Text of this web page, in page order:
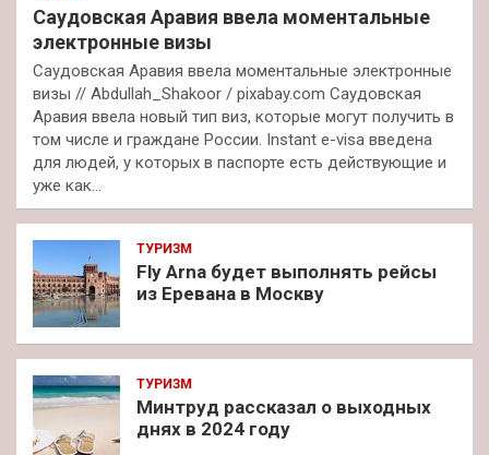
Саудовская Аравия ввела моментальные
электронные визы
Саудовская Аравия ввела моментальные электронные
визы // Abdullah_Shakoor / pixabay.com Саудовская
Аравия ввела новый тип виз, которые могут получить в
том числе и граждане России. Instant e-visa введена
для людей, у которых в паспорте есть действующие и
уже как…
ТУРИЗМ
Fly Arna будет выполнять рейсы
из Еревана в Москву
ТУРИЗМ
Минтруд рассказал о выходных
днях в 2024 году